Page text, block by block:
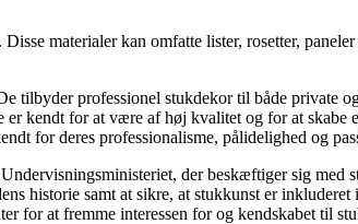
materialer kan omfatte lister, rosetter,
tilbyder professionel stukdekor til både private
kendt for at være af høj kvalitet og for at
for deres professionalisme, pålidelighed og
der beskæftiger sig med
historie samt at sikre, at stukkunst er
for at fremme interessen for og kendskabet til